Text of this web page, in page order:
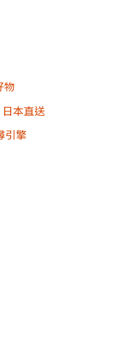
物
日本直送
引擎